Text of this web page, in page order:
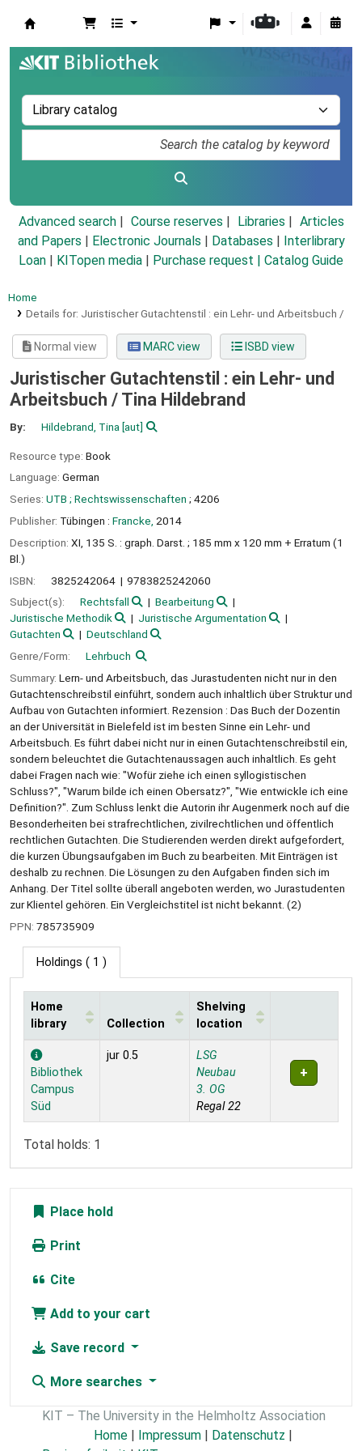
Advanced search Course reserves Libraries
Articles
and Papers
Electronic Journals Databases
Interlibrary
Loan
KITopen media Purchase request | Catalog Guide
Home
Details for: Juristischer Gutachtenstil : ein Lehr- und Arbeitsbuch /
Normal view MARC view ISBD view
Juristischer Gutachtenstil : ein Lehr- und
Arbeitsbuch / Tina Hildebrand
By: Hildebrand, Tina [aut]
Resource type: Book
Language: German
Series: UTB ; Rechtswissenschaften ; 4206
Publisher: Tübingen : Francke, 2014
Description: XI, 135 S. : graph. Darst. ; 185 mm x 120 mm + Erratum (1
Bl.)
ISBN:
3825242064
9783825242060
Subject(s):
Rechtsfall
Bearbeitung
Juristische Methodik
Juristische Argumentation
Gutachten
Deutschland
Genre/Form:
Lehrbuch
Summary: Lern- und Arbeitsbuch, das Jurastudenten nicht nur in den
Gutachtenschreibstil einführt, sondern auch inhaltlich über Struktur und
Aufbau von Gutachten informiert. Rezension : Das Buch der Dozentin
an der Universität in Bielefeld ist im besten Sinne ein Lehr- und
Arbeitsbuch. Es führt dabei nicht nur in einen Gutachtenschreibstil ein,
sondern beleuchtet die Gutachtenaussagen auch inhaltlich. Es geht
dabei Fragen nach wie: "Wofür ziehe ich einen syllogistischen
Schluss?", "Warum bilde ich einen Obersatz?", "Wie entwickle ich eine
Definition?". Zum Schluss lenkt die Autorin ihr Augenmerk noch auf die
Besonderheiten bei strafrechtlichen, zivilrechtlichen und öffentlich
rechtlichen Gutachten. Die Studierenden werden direkt aufgefordert,
die kurzen Übungsaufgaben im Buch zu bearbeiten. Mit Einträgen ist
deshalb zu rechnen. Die Lösungen zu den Aufgaben finden sich im
Anhang. Der Titel sollte überall angeboten werden, wo Jurastudenten
zur Klientel gehören. Ein Vergleichstitel ist nicht bekannt. (2)
PPN: 785735909
Holdings ( 1 )
Holdings
Home
library
Collection
Shelving
location
Bibliothek
Campus
Süd
jur 0.5
LSG
Neubau
3. OG
Regal 22
Total holds: 1
Place hold
Print
Cite
Add to your cart
Save record
More searches
KIT – The University in the Helmholtz Association
Home | Impressum | Datenschutz |